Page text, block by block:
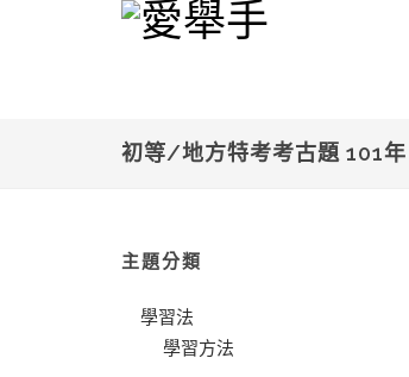
初等/地方特考考古題 101
主題分類
學習法
學習方法